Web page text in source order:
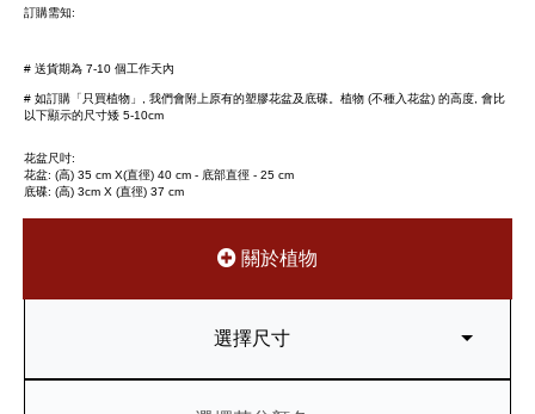
訂購需知:
# 送貨期為 7-10 個工作天內
# 如訂購「只買植物」, 我們會附上原有的塑膠花盆及底碟。植物 (不種入花盆) 的高度, 會比
以下顯示的尺寸矮 5-10cm
花盆尺吋:
花盆: (高) 35 cm X(直徑) 40 cm - 底部直徑 - 25 cm
底碟: (高) 3cm X (直徑) 37 cm
關於植物
選擇尺寸